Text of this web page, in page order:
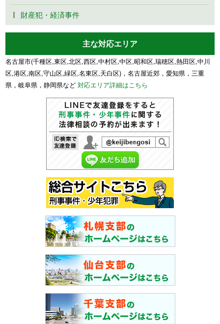
財産犯・経済事件
主な対応エリア
名古屋市(千種区,東区,北区,西区,中村区,中区,昭和区,瑞穂区,熱田区,中川
区,港区,南区,守山区,緑区,名東区,天白区)，名古屋近郊，愛知県，三重
県，岐阜県，静岡県など対応エリア詳細はこちら